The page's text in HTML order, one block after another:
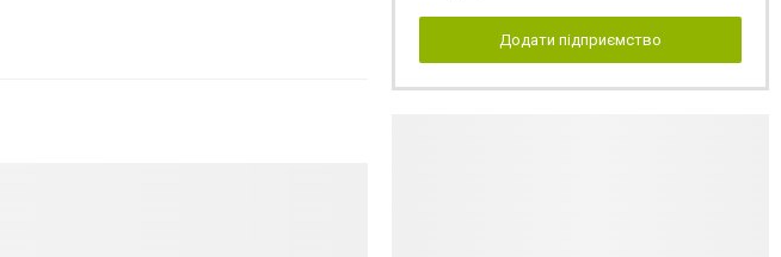
Додати підприємство